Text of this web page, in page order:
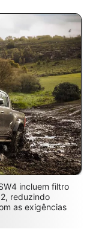
incluem filtro
reduzindo
as exigências